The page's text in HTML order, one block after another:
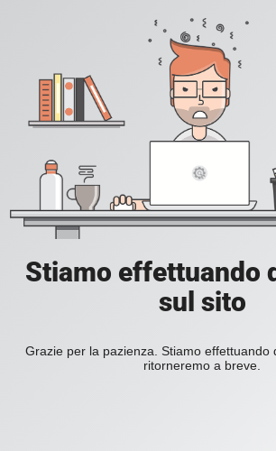
Stiamo effettuando
sul sito
Grazie per la pazienza. Stiamo effettuando
ritorneremo a breve.